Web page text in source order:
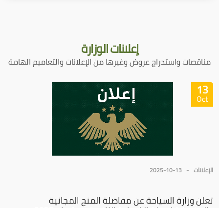
إعلاناتالوزارة
مناقصات واستدراج عروض وغيرها من الإعلانات والتعاميم الهامة
13
Oct
الإعلانات 2025-10-13
تعلن وزارة السياحة عن مفاضلة المنح المجانية